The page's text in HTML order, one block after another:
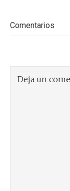
Comentarios
Deja un